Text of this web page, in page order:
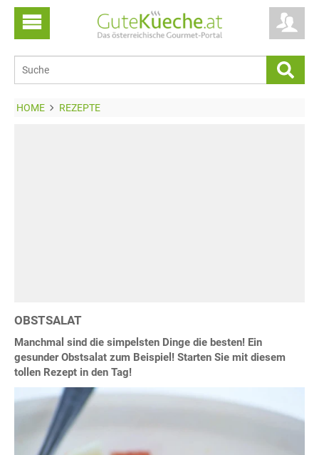
HOME REZEPTE
OBSTSALAT
Manchmal sind die simpelsten Dinge die besten! Ein
gesunder Obstsalat zum Beispiel! Starten Sie mit diesem
tollen Rezept in den Tag!